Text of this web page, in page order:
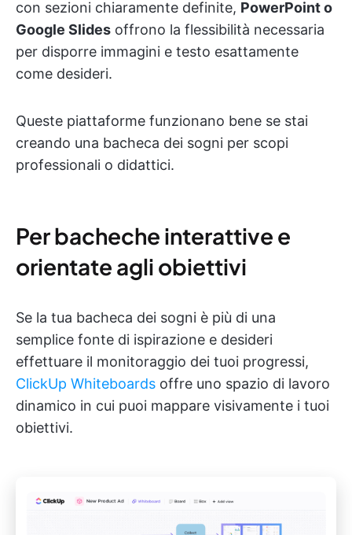
con sezioni chiaramente definite, PowerPoint o
Google Slides offrono la flessibilità necessaria
per disporre immagini e testo esattamente
come desideri.
Queste piattaforme funzionano bene se stai
creando una bacheca dei sogni per scopi
professionali o didattici.
Per bacheche interattive e
orientate agli obiettivi
Se la tua bacheca dei sogni è più di una
semplice fonte di ispirazione e desideri
effettuare il monitoraggio dei tuoi progressi,
ClickUp Whiteboards offre uno spazio di lavoro
dinamico in cui puoi mappare visivamente i tuoi
obiettivi.